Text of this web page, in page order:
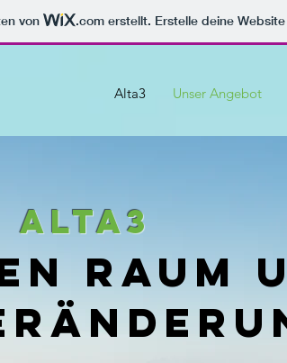
von .com erstellt. Erstelle deine
Alta3 Unser Angebot
ALTA3
Raum